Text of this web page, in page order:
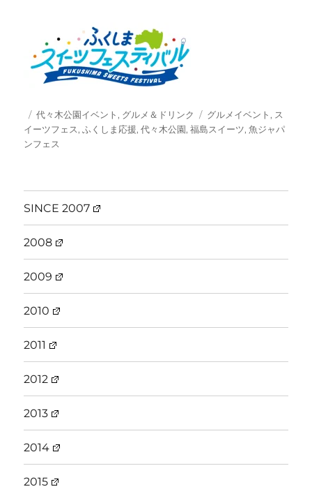
投
稿
日:
カ
テ
ゴ
代々木公園イベント, グルメ＆ドリンク
タ
グ
グルメイベント, ス
イーツフェス,ふくしま応援,代々木公園,福島スイーツ,魚ジャパ
ンフェス
SINCE 2007
2008
2009
2010
2011
2012
2013
2014
2015